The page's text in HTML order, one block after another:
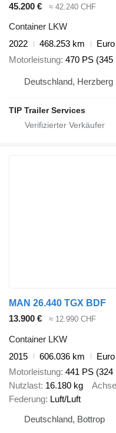
45.200 € ≈ 42.240 CHF
Container LKW
2022
468.253 km
Motorleistung 470 PS (345
Deutschland, Herzberg
TIP Trailer Services
MAN 26.440 TGX BDF
13.900 €
≈ 12.990 CHF
Container LKW
2015
606.036 km
Motorleistung 441 PS (324
Nutzlast 16.180 kg
Federung Luft/Luft
Deutschland, Bottrop